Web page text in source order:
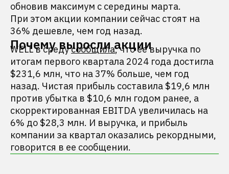
обновив максимум с середины марта.
При этом акции компании сейчас стоят на
36% дешевле, чем год назад.
Почему выросли акции
WELL в средусообщила, что ее выручка по
итогам первого квартала 2024 года достигла
$231,6 млн, что на 37% больше, чем год
назад. Чистая прибыль составила $19,6 млн
против убытка в $10,6 млн годом ранее, а
скорректированная EBITDA увеличилась на
6% до $28,3 млн. И выручка, и прибыль
компании за квартал оказались рекордными,
говорится в ее сообщении.